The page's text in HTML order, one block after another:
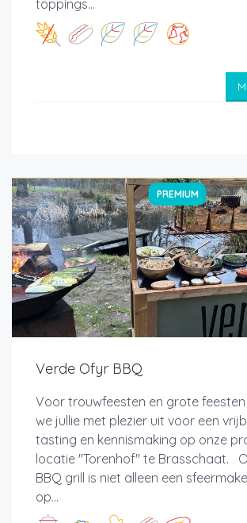
toppings...
PREMIUM
Verde Ofyr BBQ
Voor trouwfeesten en grote
we jullie met plezier uit voor een
tasting en kennismaking op onze
locatie "Torenhof" te Brasschaat.
BBQ grill is niet alleen een
op...